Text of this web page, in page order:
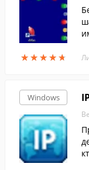
★★★★★
★★★★★
Windows